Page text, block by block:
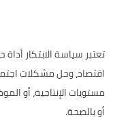
تعتبر سياسة الابتكار
اقتصاد، وحل مشكلات
مستويات الإنتاجية، أو
أو بالصحة.